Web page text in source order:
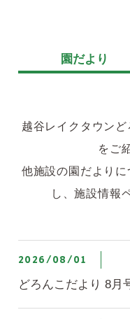
園だより
越谷レイクタウン
をご
他施設の園だよりに
し、施設情報
2026/08/01
どろんこだより 8月